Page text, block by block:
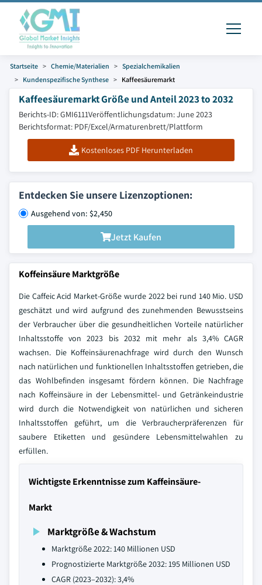
Startseite Chemie/Materialien
Spezialchemikalien
Kundenspezifische Synthese
Kaffeesäuremarkt
Kaffeesäuremarkt Größe und Anteil 2023 to 2032
Berichts-ID: GMI6111Veröffentlichungsdatum: June 2023
Berichtsformat: PDF/Excel/Armaturenbrett/Plattform
Kostenloses PDF Herunterladen
Entdecken Sie unsere Lizenzoptionen:
Ausgehend von: $2,450
Jetzt Kaufen
Koffeinsäure Marktgröße
Die Caffeic Acid Market-Größe wurde 2022 bei rund 140 Mio. USD
geschätzt und wird aufgrund des zunehmenden Bewusstseins
der Verbraucher über die gesundheitlichen Vorteile natürlicher
Inhaltsstoffe von 2023 bis 2032 mit mehr als 3,4% CAGR
wachsen. Die Koffeinsäurenachfrage wird durch den Wunsch
nach natürlichen und funktionellen Inhaltsstoffen getrieben, die
das Wohlbefinden insgesamt fördern können. Die Nachfrage
nach Koffeinsäure in der Lebensmittel- und Getränkeindustrie
wird durch die Notwendigkeit von natürlichen und sicheren
Inhaltsstoffen geführt, um die Verbraucherpräferenzen für
saubere Etiketten und gesündere Lebensmittelwahlen zu
erfüllen.
Wichtigste Erkenntnisse zum Kaffeinsäure-
Markt
Marktgröße & Wachstum
Marktgröße 2022: 140 Millionen USD
Prognostizierte Marktgröße 2032: 195 Millionen USD
CAGR (2023–2032): 3,4%